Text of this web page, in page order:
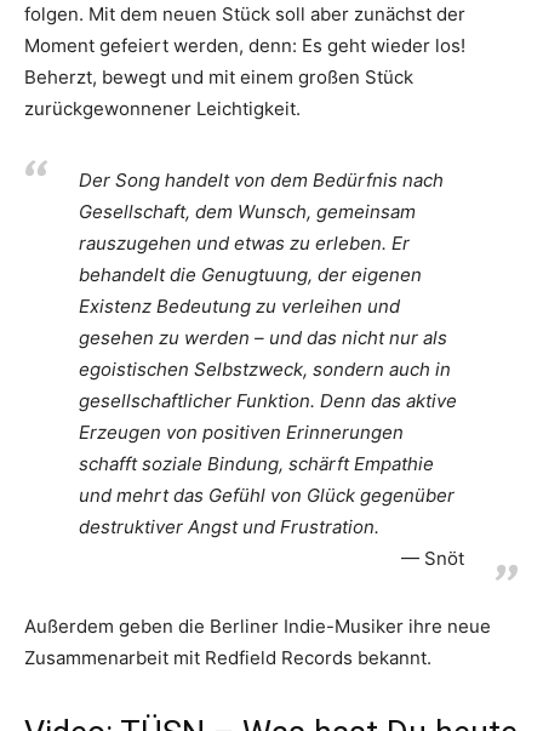
folgen. Mit dem neuen Stück soll aber zunächst der
Moment gefeiert werden, denn: Es geht wieder los!
Beherzt, bewegt und mit einem großen Stück
zurückgewonnener Leichtigkeit.
Der Song handelt von dem Bedürfnis nach
Gesellschaft, dem Wunsch, gemeinsam
rauszugehen und etwas zu erleben. Er
behandelt die Genugtuung, der eigenen
Existenz Bedeutung zu verleihen und
gesehen zu werden – und das nicht nur als
egoistischen Selbstzweck, sondern auch in
gesellschaftlicher Funktion. Denn das aktive
Erzeugen von positiven Erinnerungen
schafft soziale Bindung, schärft Empathie
und mehrt das Gefühl von Glück gegenüber
destruktiver Angst und Frustration.
Snöt
Außerdem geben die Berliner Indie-Musiker ihre neue
Zusammenarbeit mit Redfield Records bekannt.